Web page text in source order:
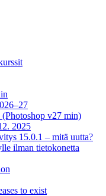
v27 min)
2025
15.0.1 – mitä uutta?
ilman tietokonetta
to exist